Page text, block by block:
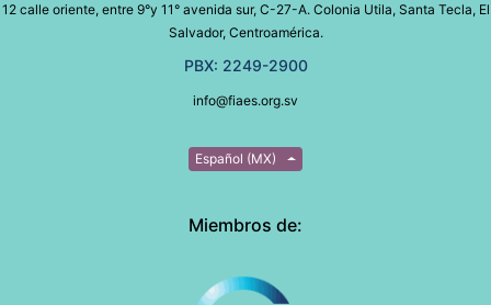
12 calle oriente, entre 9°y 11° avenida sur, C-27-A. Colonia Utila, Santa Tecla, El
Salvador, Centroamérica.
PBX: 2249-2900
info@fiaes.org.sv
Español (MX)
Miembros de: